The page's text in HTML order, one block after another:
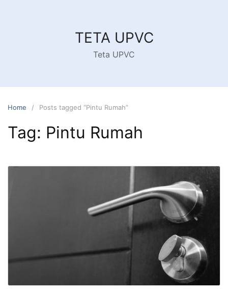
TETA UPVC
Teta UPVC
Home Posts tagged “Pintu Rumah”
Tag: Pintu Rumah